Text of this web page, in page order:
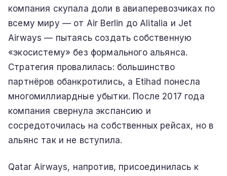
компания скупала доли в авиаперевозчиках по
всему миру — от Air Berlin до Alitalia и Jet
Airways — пытаясь создать собственную
«экосистему» без формального альянса.
Стратегия провалилась: большинство
партнёров обанкротились, а Etihad понесла
многомиллиардные убытки. После 2017 года
компания свернула экспансию и
сосредоточилась на собственных рейсах, но в
альянс так и не вступила.
Qatar Airways, напротив, присоединилась к